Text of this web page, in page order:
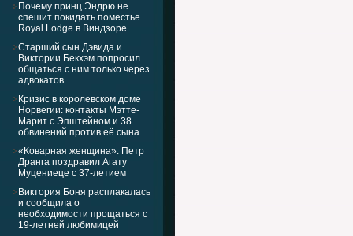
Почему принц Эндрю не
спешит покидать поместье
Royal Lodge в Виндзоре
Старший сын Дэвида и
Виктории Бекхэм попросил
общаться с ним только через
адвокатов
Кризис в королевском доме
Норвегии: контакты Мэтте-
Марит с Эпштейном и 38
обвинений против её сына
«Коварная женщина»: Петр
Дранга поздравил Агату
Муцениеце с 37-летием
Виктория Боня расплакалась
и сообщила о
необходимости прощаться с
19-летней любимицей